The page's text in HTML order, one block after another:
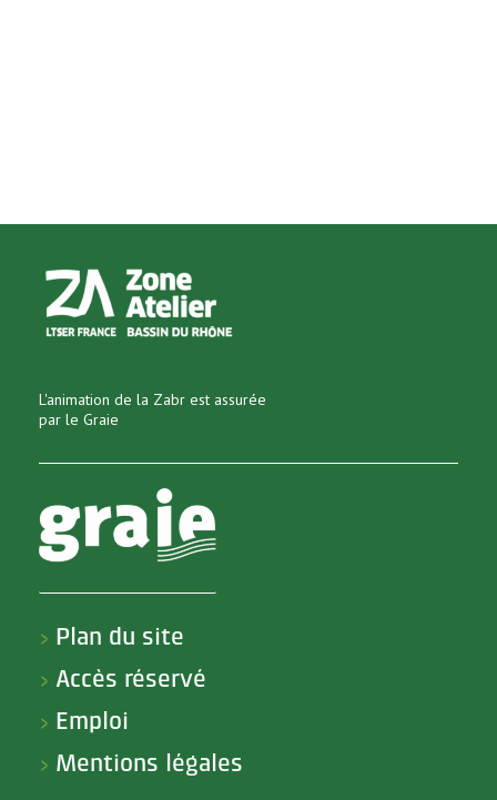
L'animation de la Zabr est assurée
par le Graie
> Plan du site
> Accès réservé
> Emploi
> Mentions légales